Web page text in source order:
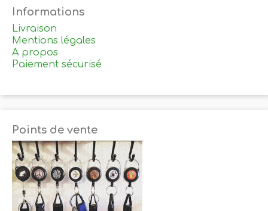
Informations
Livraison
Mentions légales
A propos
Paiement sécurisé
Points de vente